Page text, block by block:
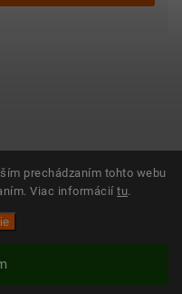
prechádzaním tohto webu
Viac informácií tu.
©